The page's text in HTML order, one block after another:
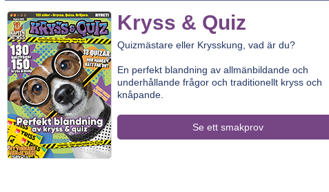
Kryss & Quiz
Quizmästare eller Krysskung, vad är du?
En perfekt blandning av allmänbildande och
underhållande frågor och traditionellt kryss och
knåpande.
Se ett smakprov